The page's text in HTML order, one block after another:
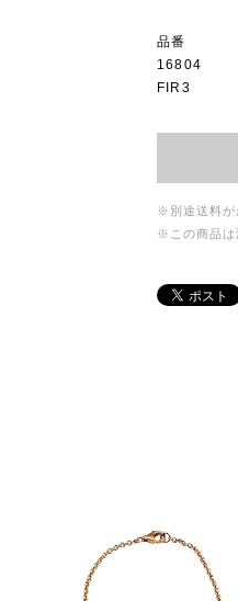
品番
16804
FIR3
※別途送料が
※この商品は